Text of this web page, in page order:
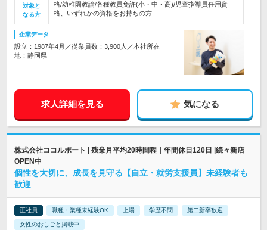
対象と
なる方
格/幼稚園教諭/各種教員免許(小・中・高)/児童指導員任用資
格、いずれかの資格をお持ちの方
企業データ
設立：1987年4月／従業員数：3,900人／本社所在
地：静岡県
求人詳細を見る 気になる
株式会社ココルポート | 残業月平均20時間程｜年間休日120日 |続々新店
OPEN中
個性を大切に、成長を見守る【自立・就労支援員】未経験者も
歓迎
正社員 職種・業種未経験OK 上場 学歴不問 第二新卒歓迎
女性のおしごと掲載中